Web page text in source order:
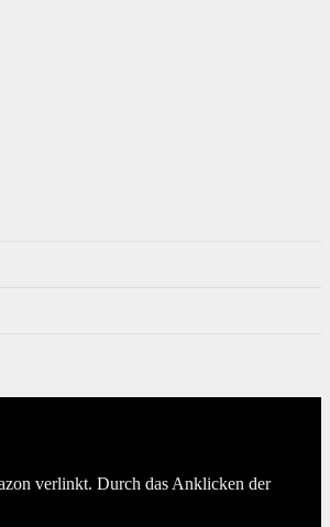
verlinkt. Durch das Anklicken der